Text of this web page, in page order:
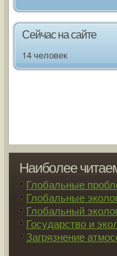
Сейчас на сайте
14 человек
Наиболее
Глобальные
Глобальные
Глобальный
Государство и
Загрязнение